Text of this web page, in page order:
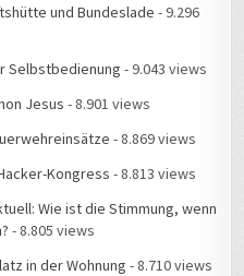
und Bundeslade - 9.296
Selbstbedienung - 9.043 views
Jesus - 8.901 views
- 8.869 views
Kongress - 8.813 views
Wie ist die Stimmung, wenn
- 8.805 views
in der Wohnung - 8.710 views